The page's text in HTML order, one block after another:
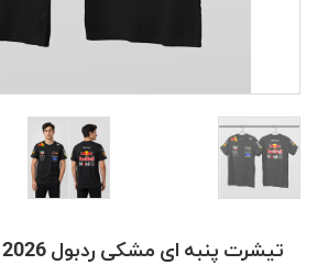
تیشرت پنبه ای مشکی ردبول 2026